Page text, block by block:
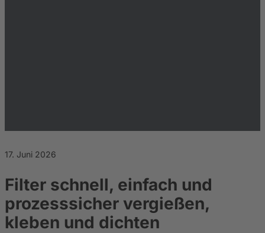
17. Juni 2026
Filter schnell, einfach und
prozesssicher vergießen,
kleben und dichten